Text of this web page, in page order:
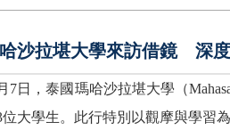
沙拉堪大學來訪借鏡 深
7日，泰國瑪哈沙拉堪大學（
位大學生。此行特別以觀摩與學習